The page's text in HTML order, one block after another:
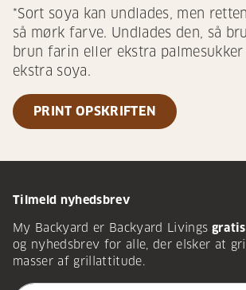
*Sort soya kan undlades, men
så mørk farve. Undlades den, så
brun farin eller ekstra
ekstra soya.
PRINT OPSKRIFTEN
Tilmeld nyhedsbrev
My Backyard er Backyard Livings gratis
og nyhedsbrev for alle, der elsker at
masser af grillattitude.